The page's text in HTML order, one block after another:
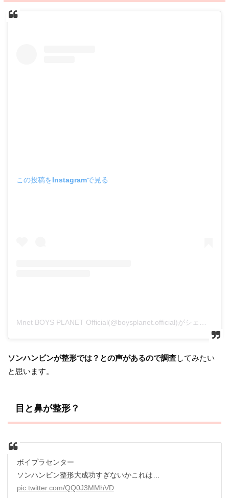
この投稿をInstagramで見る
Mnet BOYS PLANET Official(@boysplanet.official)がシェアした投稿
ソンハンビンが整形では？との声があるので調査してみたい
と思います。
目と鼻が整形？
ボイプラセンター
ソンハンビン整形大成功すぎないかこれは…
pic.twitter.com/QQ0J3MMhVD